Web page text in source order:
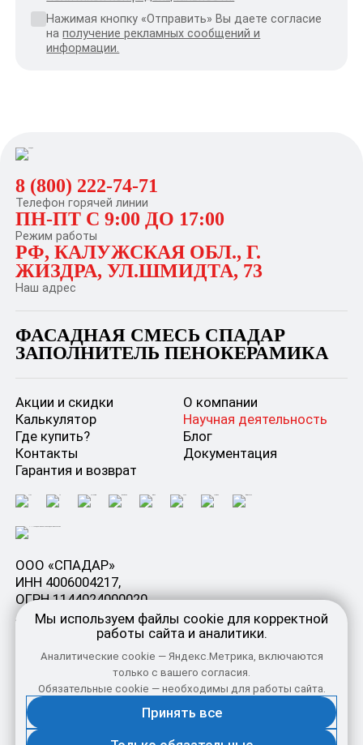
Мы используем файлы cookie для корректной
работы сайта и аналитики.
Аналитические cookie — Яндекс.Метрика, включаются
только с вашего согласия.
Обязательные cookie — необходимы для работы сайта.
Принять все
Нажимая кнопку «Отправить» Вы даете согласие
наполучение рекламных сообщений и
информации.
ООО «СПАДАР»
ИНН 4006004217,
ОГРН 1144024000020,
Адрес: Россия, Калужская область, г. Жиздра, ул.
Шмидта, д. 73
ФАСАДНАЯ СМЕСЬ СПАДАР
ЗАПОЛНИТЕЛЬ ПЕНОКЕРАМИКА
Акции и скидки
Калькулятор
Где купить?
Контакты
Гарантия и возврат
О компании
Научная деятельность
Блог
Документация
8 (800) 222-74-71
Телефон горячей линии
ПН-ПТ С 9:00 ДО 17:00
Режим работы
РФ, КАЛУЖСКАЯ ОБЛ.,Г.
ЖИЗДРА, УЛ.ШМИДТА, 73
Наш адрес
© СПАДАР . Все права защищены.
Пользовательское соглашение
Политика конфиденциальности
Согласие на получение рекламных сообщений
Настройки cookie
Политика использования Cookie